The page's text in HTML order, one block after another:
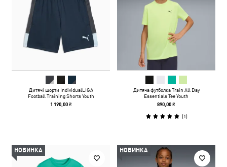
Дитячі шорти IndividualLIGA
Football Training Shorts Youth
1 190,00 ₴
Дитяча футболка Train All Day
Essentials Tee Youth
890,00 ₴
(1)
НОВИНКА НОВИНКА